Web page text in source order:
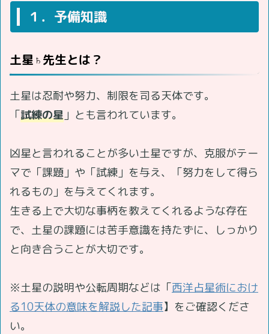
１．予備知識
土星♄先生とは？
土星は忍耐や努力、制限を司る天体です。
「試練の星 」とも言われています。
凶星と言われることが多い土星ですが、克服がテー
マで「課題」や「試練」を与え、「努力をして得ら
れるもの」を与えてくれます。
生きる上で大切な事柄を教えてくれるような存在
で、土星の課題には苦手意識を持たずに、しっかり
と向き合うことが大切です。
※土星の説明や公転周期などは「西洋占星術におけ
る10天体の意味を解説した記事】をご確認くださ
い。